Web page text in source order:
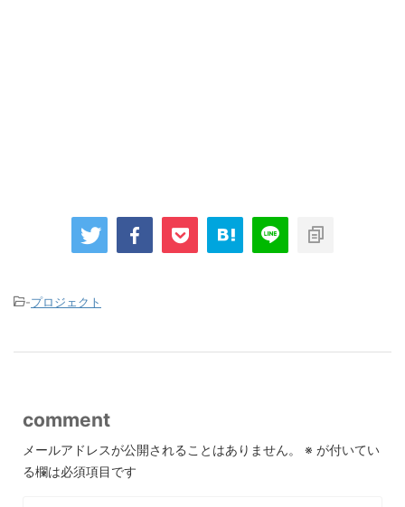
-プロジェクト
comment
メールアドレスが公開されることはありません。 ※ が付いてい
る欄は必須項目です